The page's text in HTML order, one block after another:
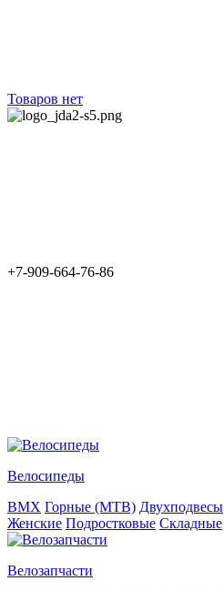
Товаров нет
+7-909-664-76-86
Велосипеды
BMX Горные (MTB) Двухподвесы
Женские Подростковые Складные
Велозапчасти